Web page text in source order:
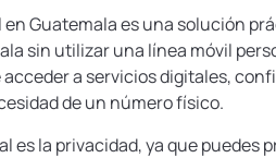
Guatemala es una solución
sin utilizar una línea móvil
a servicios digitales,
de un número físico.
es la privacidad, ya que